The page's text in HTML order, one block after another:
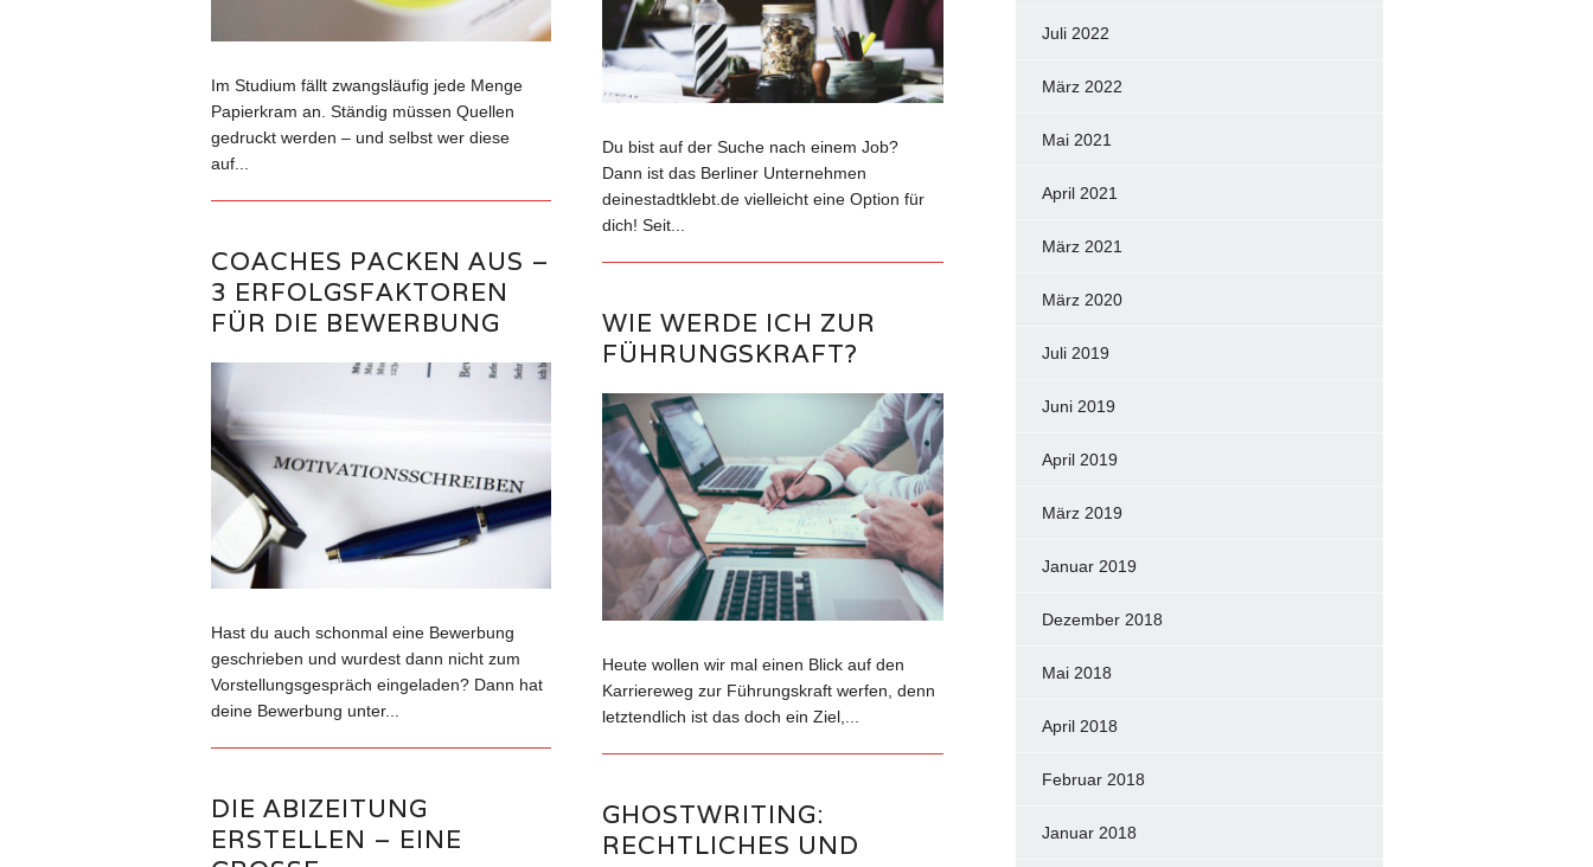
Du bist auf der Suche nach einem Job?
Dann ist das Berliner Unternehmen
deinestadtklebt.de vielleicht eine Option für
dich! Seit...
Im Studium fällt zwangsläufig jede Menge
Papierkram an. Ständig müssen Quellen
gedruckt werden – und selbst wer diese
auf...
COACHES PACKEN AUS –
3 ERFOLGSFAKTOREN
FÜR DIE BEWERBUNG
Hast du auch schonmal eine Bewerbung
geschrieben und wurdest dann nicht zum
Vorstellungsgespräch eingeladen? Dann hat
deine Bewerbung unter...
WIE WERDE ICH ZUR
FÜHRUNGSKRAFT?
Heute wollen wir mal einen Blick auf den
Karriereweg zur Führungskraft werfen, denn
letztendlich ist das doch ein Ziel,...
DIE ABIZEITUNG
ERSTELLEN – EINE
GHOSTWRITING:
RECHTLICHES UND
Juli 2022
März 2022
Mai 2021
April 2021
März 2021
März 2020
Juli 2019
Juni 2019
April 2019
März 2019
Januar 2019
Dezember 2018
Mai 2018
April 2018
Februar 2018
Januar 2018